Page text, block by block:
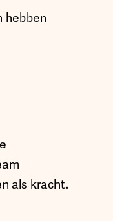
hebben
als kracht.